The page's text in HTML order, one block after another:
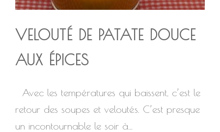
VELOUTÉ DE PATATE DOUCE
AUX ÉPICES
Avec les températures qui baissent, c’est le
retour des soupes et veloutés. C’est presque
un incontournable le soir à...